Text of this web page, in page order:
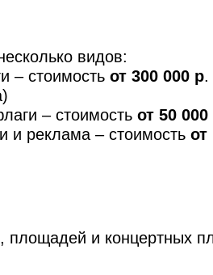
видов:
– стоимость от 300 000 р.
– стоимость от 50 000
и реклама – стоимость от
и концертных